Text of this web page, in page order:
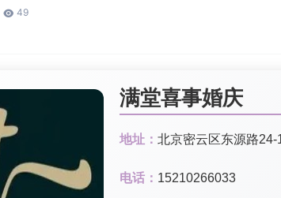
49
满堂喜事婚庆
地址： 北京密云区东源路24-
电话： 15210266033